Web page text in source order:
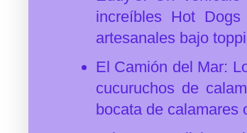
increíbles Hot
artesanales bajo
El Camión del Mar:
cucuruchos de
bocata de calamares